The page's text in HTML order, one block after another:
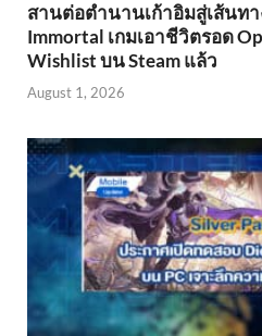
สานต่อตำนานเก้าอิมสู่เส้นทา
Immortal เกมเอาชีวิตรอด
Wishlist บน Steam แล้ว
August 1, 2026